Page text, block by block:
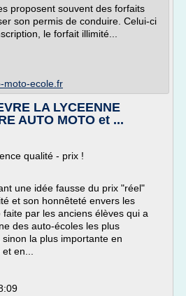
proposent souvent des forfaits
son permis de conduire. Celui-ci
le forfait illimité...
moto-ecole.fr
LA LYCEENNE
AUTO MOTO et ...
qualité - prix !
une idée fausse du prix "réel"
et son honnêteté envers les
par les anciens élèves qui a
des auto-écoles les plus
la plus importante en
en...